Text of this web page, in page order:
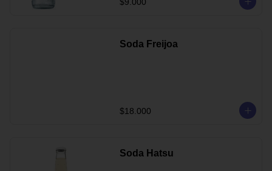
Soda Freijoa
$18.000
Soda Hatsu